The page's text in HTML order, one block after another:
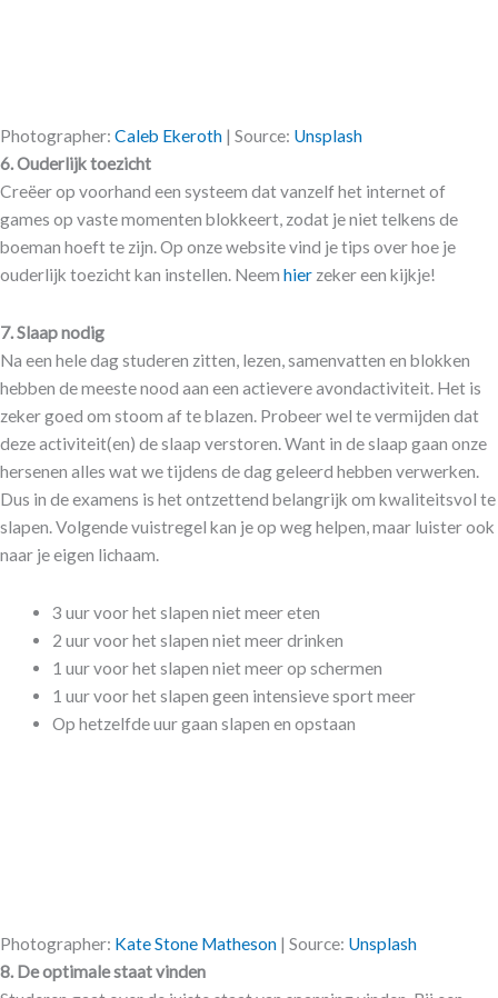
Photographer: Caleb Ekeroth | Source: Unsplash
6.Ouderlijk toezicht
Creëer op voorhand een systeem dat vanzelf het internet of
games op vaste momenten blokkeert, zodat je niet telkens de
boeman hoeft te zijn. Op onze website vind je tips over hoe je
ouderlijk toezicht kan instellen. Neem hier zeker een kijkje!
7.Slaap nodig
Na een hele dag studeren zitten, lezen, samenvatten en blokken
hebben de meeste nood aan een actievere avondactiviteit. Het is
zeker goed om stoom af te blazen. Probeer wel te vermijden dat
deze activiteit(en) de slaap verstoren. Want in de slaap gaan onze
hersenen alles wat we tijdens de dag geleerd hebben verwerken.
Dus in de examens is het ontzettend belangrijk om kwaliteitsvol te
slapen. Volgende vuistregel kan je op weg helpen, maar luister ook
naar je eigen lichaam.
3 uur voor het slapen niet meer eten
2 uur voor het slapen niet meer drinken
1 uur voor het slapen niet meer op schermen
1 uur voor het slapen geen intensieve sport meer
Op hetzelfde uur gaan slapen en opstaan
Photographer: Kate Stone Matheson | Source: Unsplash
8. De optimale staat vinden